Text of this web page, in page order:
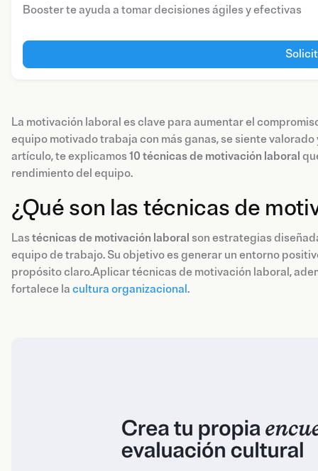
Booster te ayuda a tomar decisiones ágiles y efectivas
La motivación laboral es clave para aumentar el
equipo motivado trabaja con más ganas, se siente
artículo, te explicamos 10 técnicas de motivación laboral
rendimiento del equipo.
¿Qué son las técnicas de
Las técnicas de motivación laboral son estrategias
equipo de trabajo. Su objetivo es generar un entorno
propósito claro.Aplicar técnicas de motivación laboral,
fortalece la cultura organizacional.